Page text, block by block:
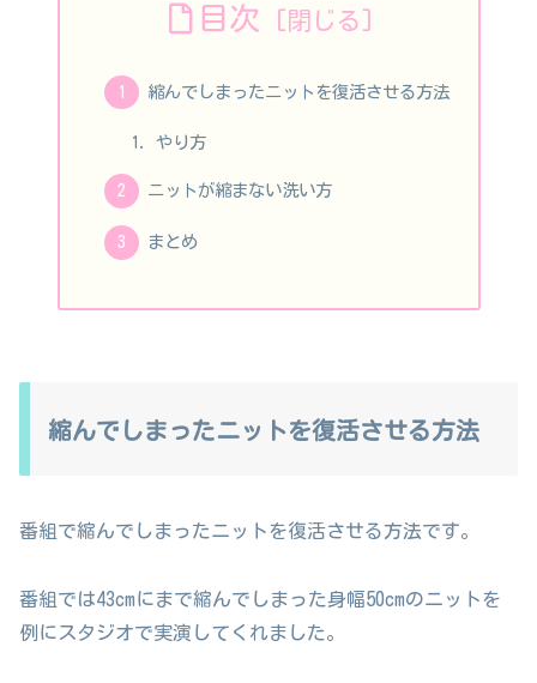
目次
縮んでしまったニットを復活させる方法
やり方
ニットが縮まない洗い方
まとめ
縮んでしまったニットを復活させる方法
番組で縮んでしまったニットを復活させる方法です。
番組では43cmにまで縮んでしまった身幅50cmのニットを
例にスタジオで実演してくれました。